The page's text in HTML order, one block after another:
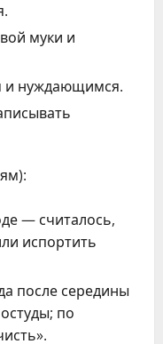
муки и
и нуждающимся.
— считалось,
испортить
после середины
по